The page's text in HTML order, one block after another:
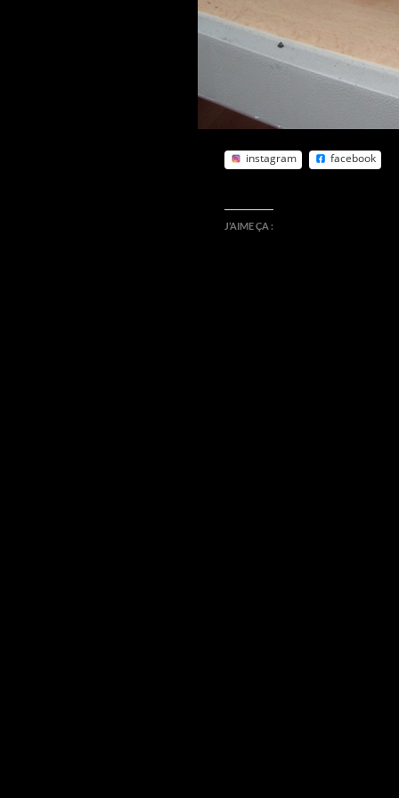
instagram facebook
J’AIME ÇA :